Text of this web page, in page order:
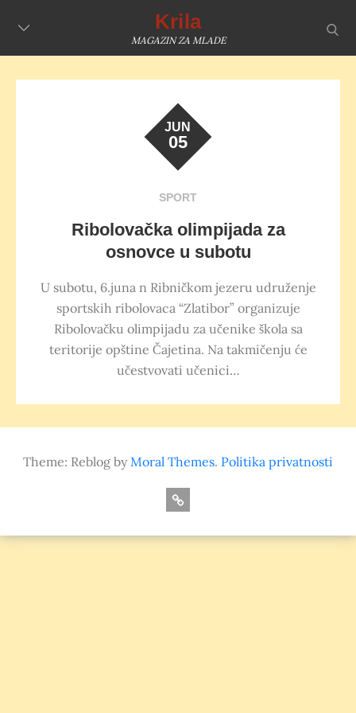
Krila
MAGAZIN ZA MLADE
JUN
05
SPORT
Ribolovačka olimpijada za
osnovce u subotu
U subotu, 6.juna n Ribničkom jezeru udruženje
sportskih ribolovaca “Zlatibor” organizuje
Ribolovačku olimpijadu za učenike škola sa
teritorije opštine Čajetina. Na takmičenju će
učestvovati učenici…
Theme: Reblog byMoral Themes. Politika privatnosti